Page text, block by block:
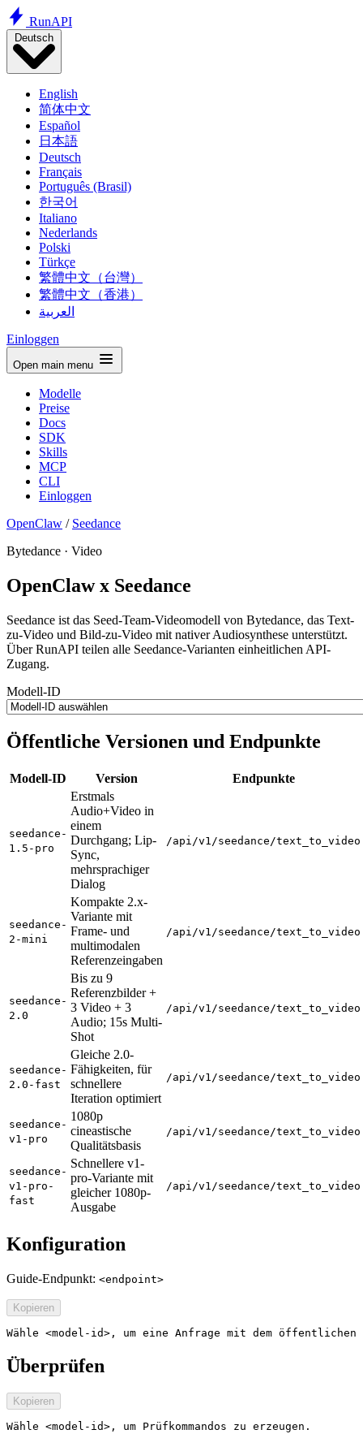
RunAPI
Deutsch
English
简体中文
Español
日本語
Deutsch
Français
Português (Brasil)
한국어
Italiano
Nederlands
Polski
Türkçe
繁體中文（台灣）
繁體中文（香港）
العربية
Einloggen
Open main menu
Modelle
Preise
Docs
SDK
Skills
MCP
CLI
Einloggen
OpenClaw / Seedance
Bytedance · Video
OpenClaw x Seedance
Seedance ist das Seed-Team-Videomodell von Bytedance, das Text-
zu-Video und Bild-zu-Video mit nativer Audiosynthese unterstützt.
Über RunAPI teilen alle Seedance-Varianten einheitlichen API-
Zugang.
Modell-ID
Öffentliche Versionen und Endpunkte
Modell-ID Version Endpunkte
seedance-
1.5-pro
Erstmals
Audio+Video in
einem
Durchgang; Lip-
Sync,
mehrsprachiger
Dialog
/api/v1/seedance/text_to_video
seedance-
2-mini
Kompakte 2.x-
Variante mit
Frame- und
multimodalen
Referenzeingaben
/api/v1/seedance/text_to_video
seedance-
2.0
Bis zu 9
Referenzbilder +
3 Video + 3
Audio; 15s Multi-
Shot
/api/v1/seedance/text_to_video
seedance-
2.0-fast
Gleiche 2.0-
Fähigkeiten, für
schnellere
Iteration optimiert
/api/v1/seedance/text_to_video
seedance-
v1-pro
1080p
cineastische
Qualitätsbasis
/api/v1/seedance/text_to_video
seedance-
v1-pro-
fast
Schnellere v1-
pro-Variante mit
gleicher 1080p-
Ausgabe
/api/v1/seedance/text_to_video
Konfiguration
Guide-Endpunkt: <endpoint>
Kopieren
Wähle <model-id>, um eine Anfrage mit dem öffentlichen
Überprüfen
Kopieren
Wähle <model-id>, um Prüfkommandos zu erzeugen.